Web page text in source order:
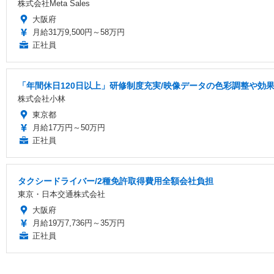
株式会社Meta Sales
大阪府
月給31万9,500円～58万円
正社員
「年間休日120日以上」研修制度充実/映像データの色彩調整や効
株式会社小林
東京都
月給17万円～50万円
正社員
タクシードライバー/2種免許取得費用全額会社負担
東京・日本交通株式会社
大阪府
月給19万7,736円～35万円
正社員